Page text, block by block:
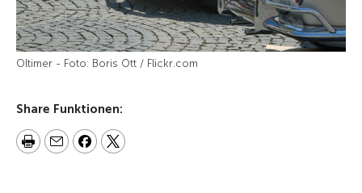
Oltimer - Foto: Boris Ott / Flickr.com
Share Funktionen: